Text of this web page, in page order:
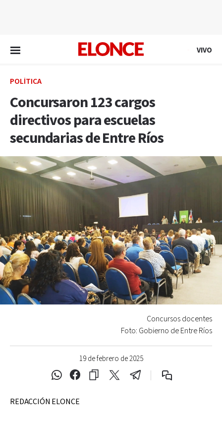
VIVO
POLÍTICA
Concursaron 123 cargos
directivos para escuelas
secundarias de Entre Ríos
19 de febrero de 2025
Concursos docentes
Foto: Gobierno de Entre Ríos
REDACCIÓN ELONCE